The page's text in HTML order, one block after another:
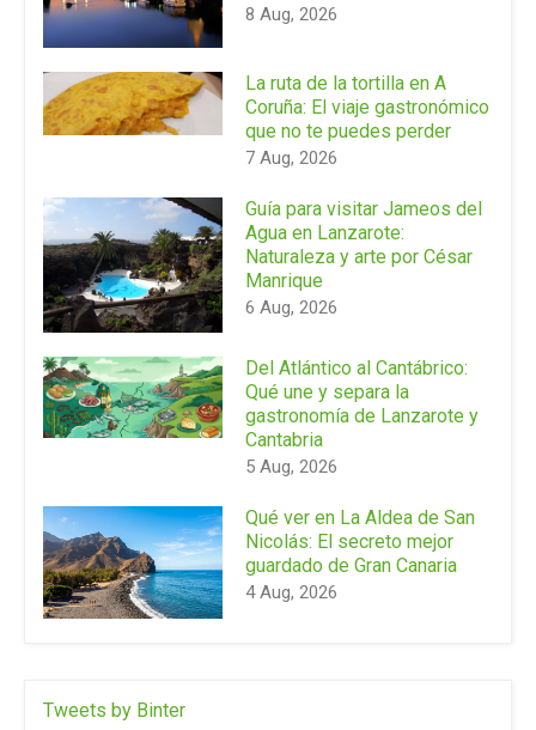
8 Aug, 2026
La ruta de la tortilla en A
Coruña: El viaje gastronómico
que no te puedes perder
7 Aug, 2026
Guía para visitar Jameos del
Agua en Lanzarote:
Naturaleza y arte por César
Manrique
6 Aug, 2026
Del Atlántico al Cantábrico:
Qué une y separa la
gastronomía de Lanzarote y
Cantabria
5 Aug, 2026
Qué ver en La Aldea de San
Nicolás: El secreto mejor
guardado de Gran Canaria
4 Aug, 2026
Tweets by Binter